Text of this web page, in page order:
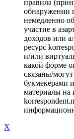
правила
обнаружении
немедленно
участие в
доходов или
ресурс
и/или
какой форме
связаны/
букмекерами
материалы на
X